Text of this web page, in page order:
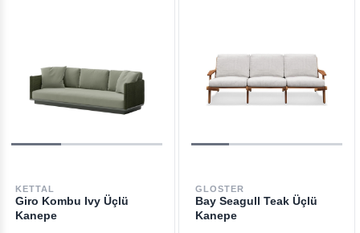
KETTAL
Giro Kombu Ivy Üçlü
Kanepe
GLOSTER
Bay Seagull Teak Üçlü
Kanepe